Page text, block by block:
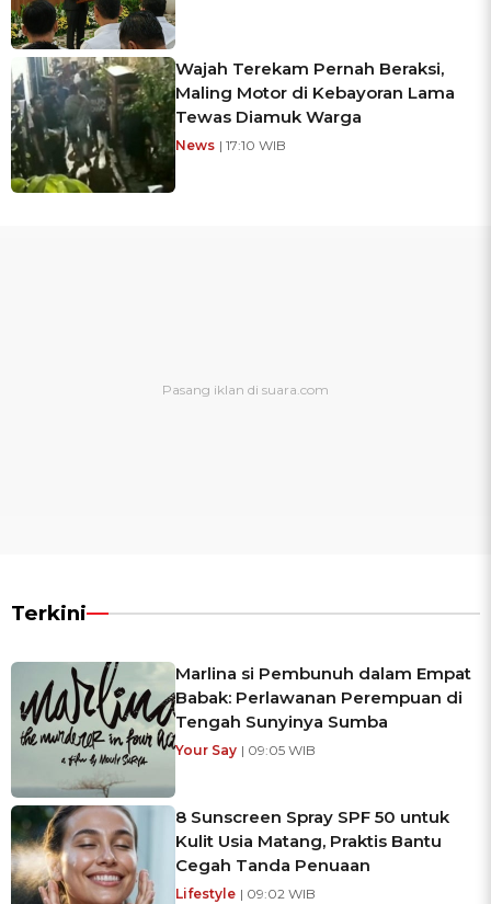
Wajah Terekam Pernah Beraksi,
Maling Motor di Kebayoran Lama
Tewas Diamuk Warga
News | 17:10 WIB
Terkini
Marlina si Pembunuh dalam Empat
Babak: Perlawanan Perempuan di
Tengah Sunyinya Sumba
Your Say | 09:05 WIB
8 Sunscreen Spray SPF 50 untuk
Kulit Usia Matang, Praktis Bantu
Cegah Tanda Penuaan
Lifestyle | 09:02 WIB